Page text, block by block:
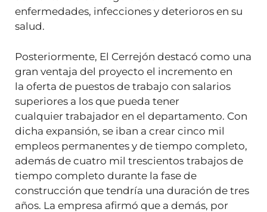
enfermedades, infecciones y deterioros en su
salud.
Posteriormente, El Cerrejón destacó como una
gran ventaja del proyecto el incremento en
la oferta de puestos de trabajo con salarios
superiores a los que pueda tener
cualquier trabajador en el departamento. Con
dicha expansión, se iban a crear cinco mil
empleos permanentes y de tiempo completo,
además de cuatro mil trescientos trabajos de
tiempo completo durante la fase de
construcción que tendría una duración de tres
años. La empresa afirmó que a demás, por